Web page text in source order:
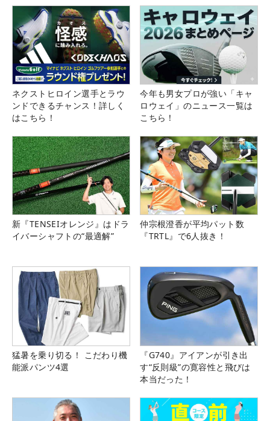
ネクストヒロイン選手とラウ
ンドできるチャンス！詳しく
はこちら！
今年も男女プロが強い「キャ
ロウェイ」のニュース一覧は
こちら！
新『TENSEIオレンジ』はドラ
イバーシャフトの“最適解”
仲宗根澄香が平均パット数
『TRTL』で6人抜き！
猛暑を乗り切る！ こだわり機
能派パンツ4選
『G740』アイアンが引き出
す“反則級”の寛容性と飛びは
本当だった！